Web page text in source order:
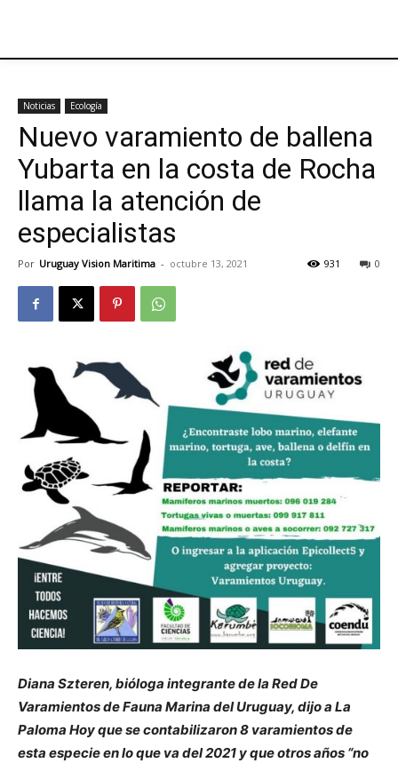
Noticias Ecología
Nuevo varamiento de ballena
Yubarta en la costa de Rocha
llama la atención de
especialistas
Por Uruguay Vision Maritima - octubre 13, 2021 0
931
Diana Szteren, bióloga integrante de la Red De
Varamientos de Fauna Marina del Uruguay, dijo a La
Paloma Hoy que se contabilizaron 8 varamientos de
esta especie en lo que va del 2021 y que otros años “no